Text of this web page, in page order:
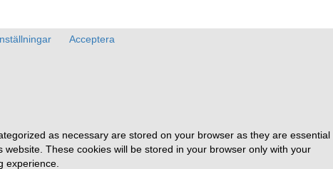
Acceptera
as necessary are stored on your browser as they are essential
These cookies will be stored in your browser only with your
experience.